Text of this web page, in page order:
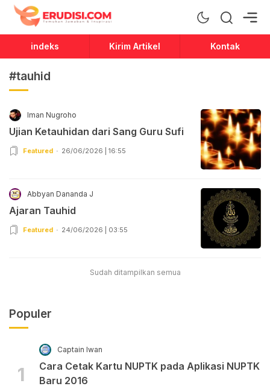
Erudisi
Temukan Jawaban dan Inspirasi
indeks Kirim Artikel Kontak
#tauhid
Iman Nugroho
Ujian Ketauhidan dari Sang Guru Sufi
Featured 26/06/2026 | 16:55
Abbyan Dananda J
Ajaran Tauhid
Featured 24/06/2026 | 03:55
Sudah ditampilkan semua
Populer
1
Captain Iwan
Cara Cetak Kartu NUPTK pada Aplikasi NUPTK
Baru 2016